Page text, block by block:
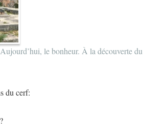
Aujourd’hui, le bonheur. À la découverte du
du cerf: